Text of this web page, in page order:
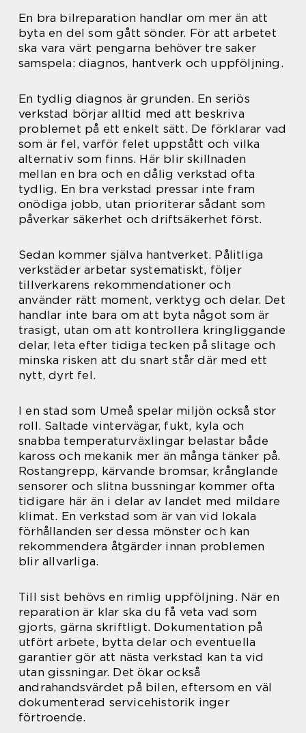
En bra bilreparation handlar om mer än att
byta en del som gått sönder. För att arbetet
ska vara värt pengarna behöver tre saker
samspela: diagnos, hantverk och uppföljning.
En tydlig diagnos är grunden. En seriös
verkstad börjar alltid med att beskriva
problemet på ett enkelt sätt. De förklarar vad
som är fel, varför felet uppstått och vilka
alternativ som finns. Här blir skillnaden
mellan en bra och en dålig verkstad ofta
tydlig. En bra verkstad pressar inte fram
onödiga jobb, utan prioriterar sådant som
påverkar säkerhet och driftsäkerhet först.
Sedan kommer själva hantverket. Pålitliga
verkstäder arbetar systematiskt, följer
tillverkarens rekommendationer och
använder rätt moment, verktyg och delar. Det
handlar inte bara om att byta något som är
trasigt, utan om att kontrollera kringliggande
delar, leta efter tidiga tecken på slitage och
minska risken att du snart står där med ett
nytt, dyrt fel.
I en stad som Umeå spelar miljön också stor
roll. Saltade vintervägar, fukt, kyla och
snabba temperaturväxlingar belastar både
kaross och mekanik mer än många tänker på.
Rostangrepp, kärvande bromsar, krånglande
sensorer och slitna bussningar kommer ofta
tidigare här än i delar av landet med mildare
klimat. En verkstad som är van vid lokala
förhållanden ser dessa mönster och kan
rekommendera åtgärder innan problemen
blir allvarliga.
Till sist behövs en rimlig uppföljning. När en
reparation är klar ska du få veta vad som
gjorts, gärna skriftligt. Dokumentation på
utfört arbete, bytta delar och eventuella
garantier gör att nästa verkstad kan ta vid
utan gissningar. Det ökar också
andrahandsvärdet på bilen, eftersom en väl
dokumenterad servicehistorik inger
förtroende.